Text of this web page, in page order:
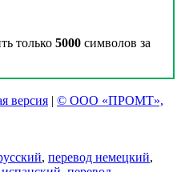
только 5000 символов за
версия | © ООО «ПРОМТ»,
, перевод немецкий,